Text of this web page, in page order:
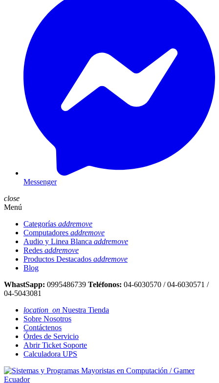
Messenger
close
Menú
Categorías addremove
Computadores addremove
Audio y Linea Blanca addremove
Redes addremove
Productos Destacados addremove
Blog
WhastSapp: 0995486739 Teléfonos: 04-6030570 / 04-6030571 /
04-5043081
location_on Nuestra Tienda
Sobre Nosotros
Contáctenos
Órdes de Servicio
Abrir Ticket Soporte
Calculadora UPS